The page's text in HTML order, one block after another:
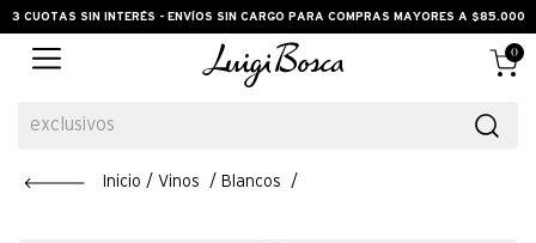
3 CUOTAS SIN INTERÉS - ENVÍOS SIN CARGO PARA COMPRAS MAYORES A $85.000
0
Vinos Blancos